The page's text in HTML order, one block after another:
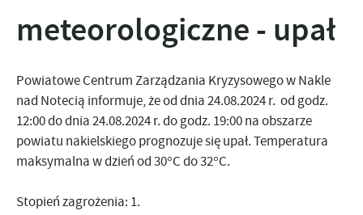
meteorologiczne - upał
Powiatowe Centrum Zarządzania Kryzysowego w Nakle
nad Notecią informuje, żeod dnia 24.08.2024 r. od godz.
12:00do dnia 24.08.2024 r. do godz. 19:00na obszarze
powiatu nakielskiego prognozuje się upał. Temperatura
maksymalna w dzień od 30°C do 32°C.
Stopień zagrożenia: 1.